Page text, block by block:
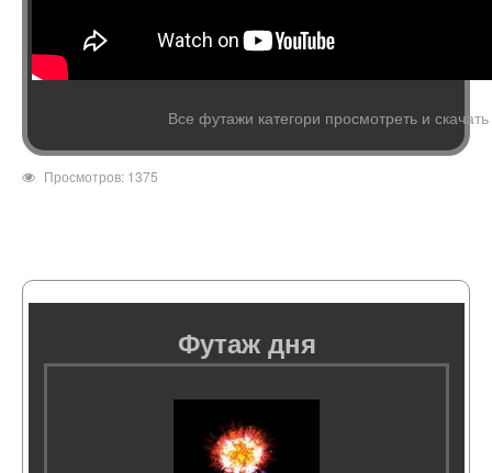
Все футажи категори просмотреть и скачать
Просмотров: 1375
Футаж дня